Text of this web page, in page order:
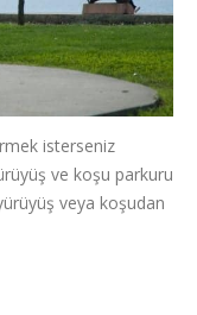
isterseniz
ve koşu parkuru
veya koşudan